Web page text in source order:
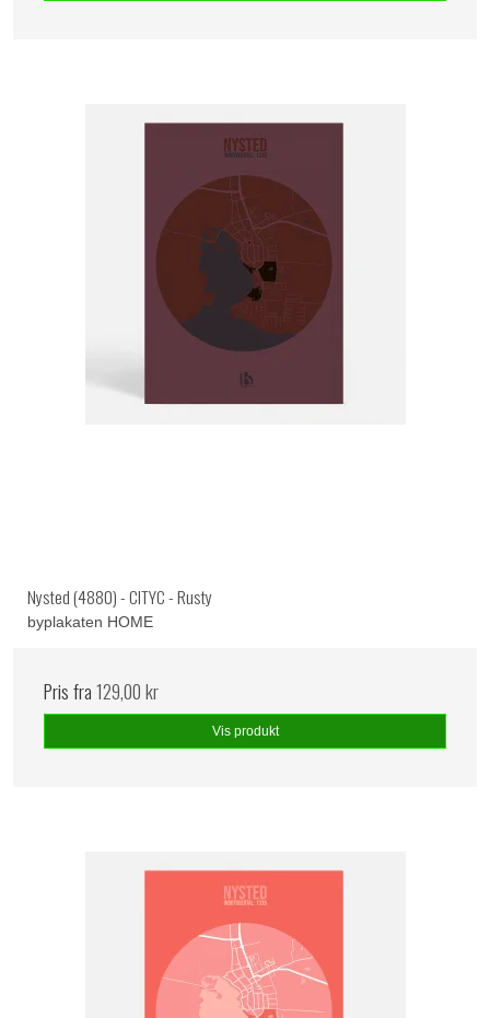
Nysted (4880) - CITYC - Rusty
byplakaten HOME
Pris fra129,00 kr
Vis produkt